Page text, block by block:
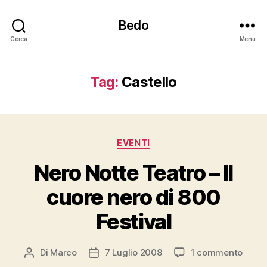
Cerca
Bedo
Menu
Tag: Castello
Categorie
EVENTI
Nero Notte Teatro – Il
cuore nero di 800
Festival
Autore
Di Marco
Data7 Luglio 2008 1 commentosu